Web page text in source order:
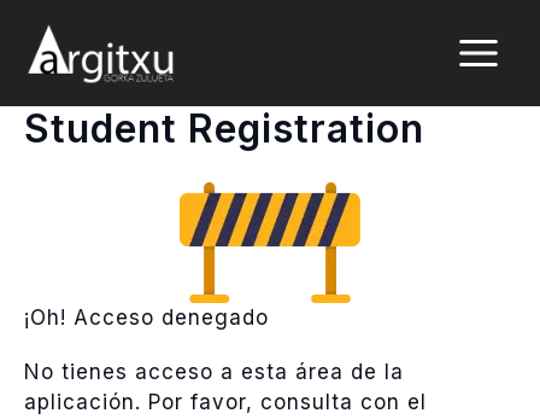
contenido
Student Registration
¡Oh! Acceso denegado
No tienes acceso a esta área de la
aplicación. Por favor, consulta con el